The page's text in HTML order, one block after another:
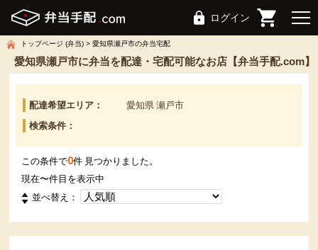
ログイン
トップページ (弁当) 愛知県瀬戸市の弁当宅配
愛知県瀬戸市に弁当を配達・宅配可能なお店【弁当手配.com】
配達希望エリア：
愛知県 瀬戸市
検索条件：
この条件で0件 見つかりました。
現在〜件目を表示中
並べ替え：